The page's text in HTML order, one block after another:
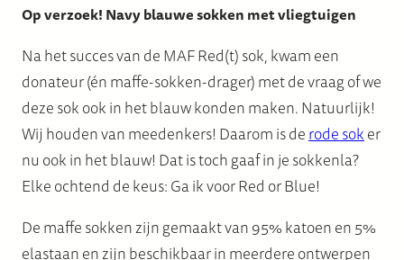
Op verzoek! Navy blauwe sokken met vliegtuigen
Na het succes van de MAF Red(t) sok, kwam een
donateur (én maffe-sokken-drager) met de vraag of we
deze sok ook in het blauw konden maken. Natuurlijk!
Wij houden van meedenkers! Daarom is derode soker
nu ook in het blauw! Dat is toch gaaf in je sokkenla?
Elke ochtend de keus: Ga ik voor Red or Blue!
De maffe sokken zijn gemaakt van 95% katoen en 5%
elastaan en zijn beschikbaar in meerdere ontwerpen